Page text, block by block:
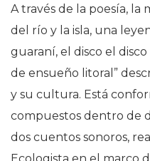
A través de la poesía, la
del río y la isla, una
guaraní, el disco el
de ensueño litoral”
y su cultura. Está
compuestos dentro de
dos cuentos sonoros,
Ecologista en el marco